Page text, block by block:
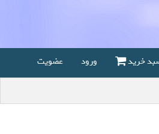
خرید ورود عضویت